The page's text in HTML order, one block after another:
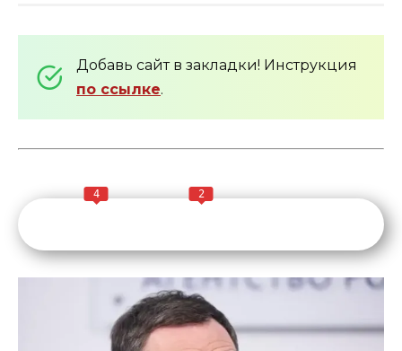
Добавь сайт в закладки! Инструкция
по ссылке.
4 2